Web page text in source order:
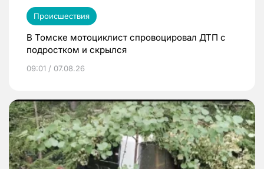
Происшествия
В Томске мотоциклист спровоцировал ДТП с
подростком и скрылся
09:01 / 07.08.26